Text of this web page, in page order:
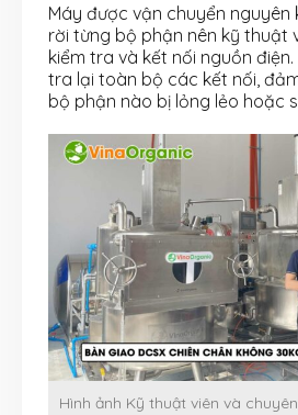
Máy được vận chuyển nguyên
rời từng bộ phận nên kỹ thuật
kiểm tra và kết nối nguồn điện.
tra lại toàn bộ các kết nối,
bộ phận nào bị lỏng lẻo hoặc
Hình ảnh Kỹ thuật viên và